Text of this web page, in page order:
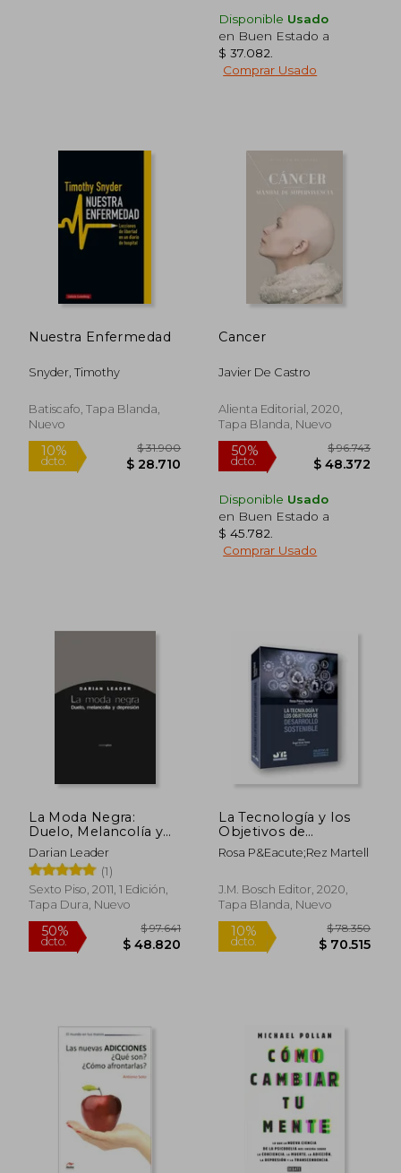
dcto. $ 70.035 dcto.
Disponible Usado
en Buen Estado a
$ 37.082
Comprar Usado
Nuestra Enfermedad
Snyder, Timothy
Batiscafo, Tapa Blanda,
Nuevo
10%
dcto.
Cancer
Javier De Castro
Alienta Editorial, 2020,
Tapa Blanda, Nuevo
50% $
Disponible Usado
en Buen Estado a
$ 45.782
Comprar Usado
La Moda Negra:
Duelo, Melancolía y
Depresión
Darian Leader
(1)
Sexto Piso, 2011, 1 Edición,
Tapa Dura, Nuevo
La Tecnología y los
Objetivos de
Desarrollo Sostenible
Rosa P&Eacute;Rez Martell
J.M. Bosch Editor, 2020,
Tapa Blanda, Nuevo